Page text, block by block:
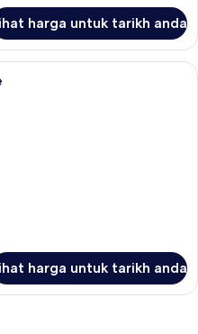
harga untuk tarikh anda
Superior Double Room, Ensuite |
harga untuk tarikh anda